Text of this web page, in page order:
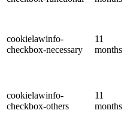
cookielawinfo-
checkbox-necessary
11
months
cookielawinfo-
checkbox-others
11
months